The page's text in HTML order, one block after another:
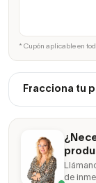
* Cupón aplicable en
Fracciona tu
de